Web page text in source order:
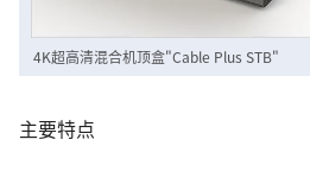
4K超高清混合机顶盒"Cable Plus STB"
主要特点